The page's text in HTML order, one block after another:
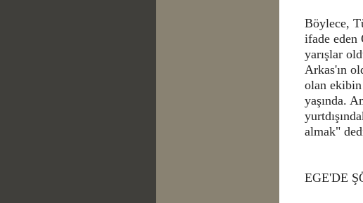
Böylece,
ifade eden
yarışlar
Arkas'ın
olan ekibin
yaşında.
almak"
EGE'DE